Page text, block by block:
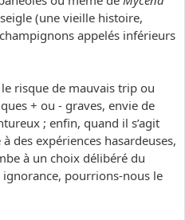
(une vieille histoire,
appelés inférieurs
risque de mauvais trip ou
+ ou - graves, envie de
; enfin, quand il s’agit
des expériences hasardeuses,
à un choix délibéré du
pourrions-nous le